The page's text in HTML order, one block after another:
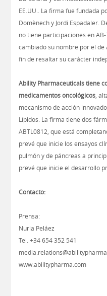
EE.UU.. La firma fue fundada
Domènech y Jordi Espadaler.
no tiene participaciones en
cambiado su nombre por el de
fin de resaltar su carácter
Ability Pharmaceuticals tiene
medicamentos oncológicos ,
mecanismo de acción
Lípidos. La firma tiene dos
ABTL0812, que está
prevé que inicie los ensayos
pulmón y de páncreas a
prevé que inicie el desarrollo
Contacto:
Prensa:
Nuria Peláez
Tel. +34 654 352 541
www.abilitypharma.com